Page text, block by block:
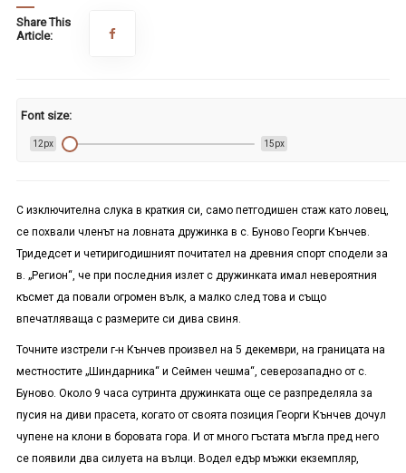
Share This
Article:
Font size:
12px 15px
С изключителна слука в краткия си, само петгодишен стаж като ловец,
се похвали членът на ловната дружинка в с. Буново Георги Кънчев.
Тридедсет и четиригодишният почитател на древния спорт сподели за
в. „Регион“, че при последния излет с дружинката имал невероятния
късмет да повали огромен вълк, а малко след това и също
впечатляваща с размерите си дива свиня.
Точните изстрели г-н Кънчев произвел на 5 декември, на границата на
местностите „Шиндарника“ и Сеймен чешма“, северозападно от с.
Буново. Около 9 часа сутринта дружинката още се разпределяла за
пусия на диви прасета, когато от своята позиция Георги Кънчев дочул
чупене на клони в боровата гора. И от много гъстата мъгла пред него
се появили два силуета на вълци. Водел едър мъжки екземпляр,